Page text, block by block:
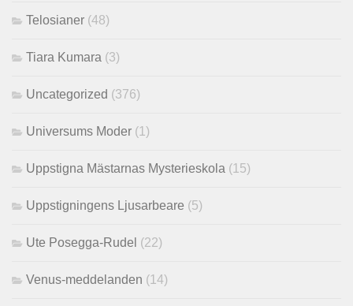
Telosianer (48)
Tiara Kumara (3)
Uncategorized (376)
Universums Moder (1)
Uppstigna Mästarnas Mysterieskola (15)
Uppstigningens Ljusarbeare (5)
Ute Posegga-Rudel (22)
Venus-meddelanden (14)